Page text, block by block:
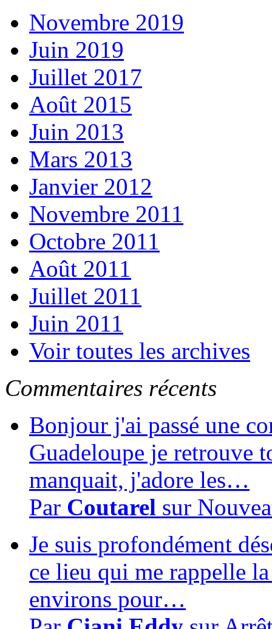
Novembre 2019
Juin 2019
Juillet 2017
Août 2015
Juin 2013
Mars 2013
Janvier 2012
Novembre 2011
Octobre 2011
Août 2011
Juillet 2011
Juin 2011
Voir toutes les archives
Commentaires récents
Bonjour j'ai passé une
Guadeloupe je retrouve
manquait, j'adore les…
Par Coutarel sur
Je suis profondément
ce lieu qui me rappelle
environs pour…